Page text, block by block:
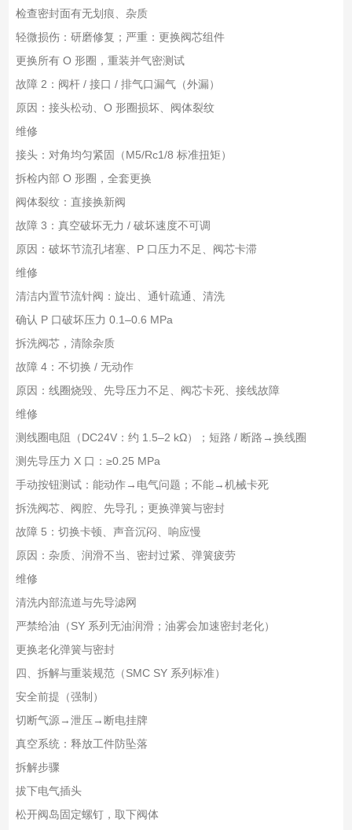
检查密封面有无划痕、杂质
轻微损伤：研磨修复；严重：更换阀芯组件
更换所有 O 形圈，重装并气密测试
故障 2：阀杆 / 接口 / 排气口漏气（外漏）
原因：接头松动、O 形圈损坏、阀体裂纹
维修
接头：对角均匀紧固（M5/Rc1/8 标准扭矩）
拆检内部 O 形圈，全套更换
阀体裂纹：直接换新阀
故障 3：真空破坏无力 / 破坏速度不可调
原因：破坏节流孔堵塞、P 口压力不足、阀芯卡滞
维修
清洁内置节流针阀：旋出、通针疏通、清洗
确认 P 口破坏压力 0.1–0.6 MPa
拆洗阀芯，清除杂质
故障 4：不切换 / 无动作
原因：线圈烧毁、先导压力不足、阀芯卡死、接线故障
维修
测线圈电阻（DC24V：约 1.5–2 kΩ）；短路 / 断路→换线圈
测先导压力 X 口：≥0.25 MPa
手动按钮测试：能动作→电气问题；不能→机械卡死
拆洗阀芯、阀腔、先导孔；更换弹簧与密封
故障 5：切换卡顿、声音沉闷、响应慢
原因：杂质、润滑不当、密封过紧、弹簧疲劳
维修
清洗内部流道与先导滤网
严禁给油（SY 系列无油润滑；油雾会加速密封老化）
更换老化弹簧与密封
四、拆解与重装规范（SMC SY 系列标准）
安全前提（强制）
切断气源→泄压→断电挂牌
真空系统：释放工件防坠落
拆解步骤
拔下电气插头
松开阀岛固定螺钉，取下阀体